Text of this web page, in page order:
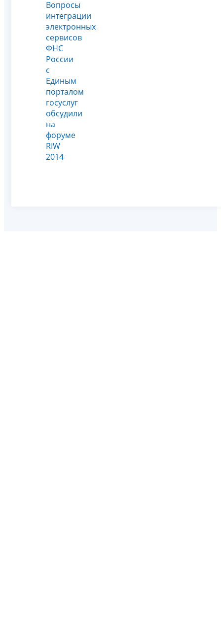
Вопросы
интеграции
электронных
сервисов
ФНС
России
с
Единым
порталом
госуслуг
обсудили
на
форуме
RIW
2014